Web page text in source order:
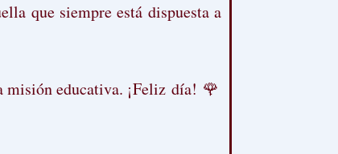
que siempre está dispuesta a
misión educativa. ¡Feliz día! 🌹